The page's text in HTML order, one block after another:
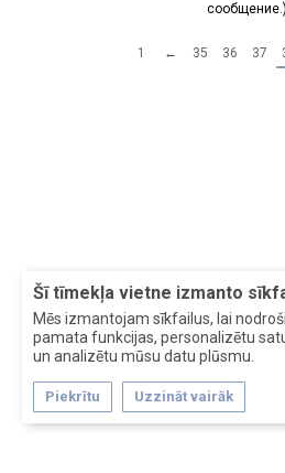
Šī tīmekļa vietne izmanto
Mēs izmantojam sīkfailus, lai
pamata funkcijas, personalizētu
un analizētu mūsu datu plūsmu.
Piekrītu Uzzināt vairāk
сообщение.)
1 ← 35 36 37